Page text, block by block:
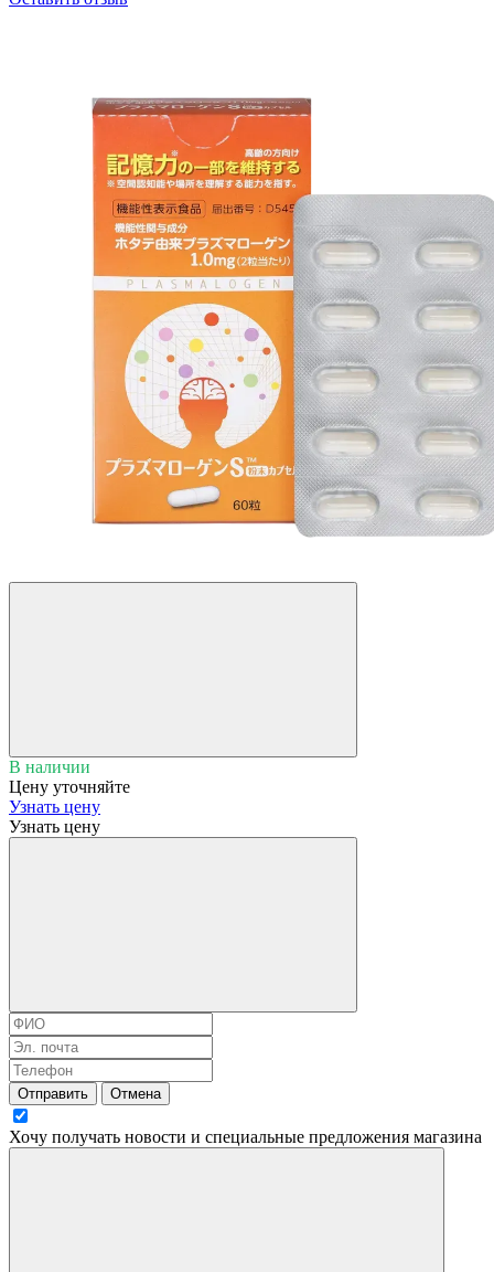
В наличии
Цену уточняйте
Узнать цену
Узнать цену
Отправить Отмена
Хочу получать новости и специальные предложения магазина